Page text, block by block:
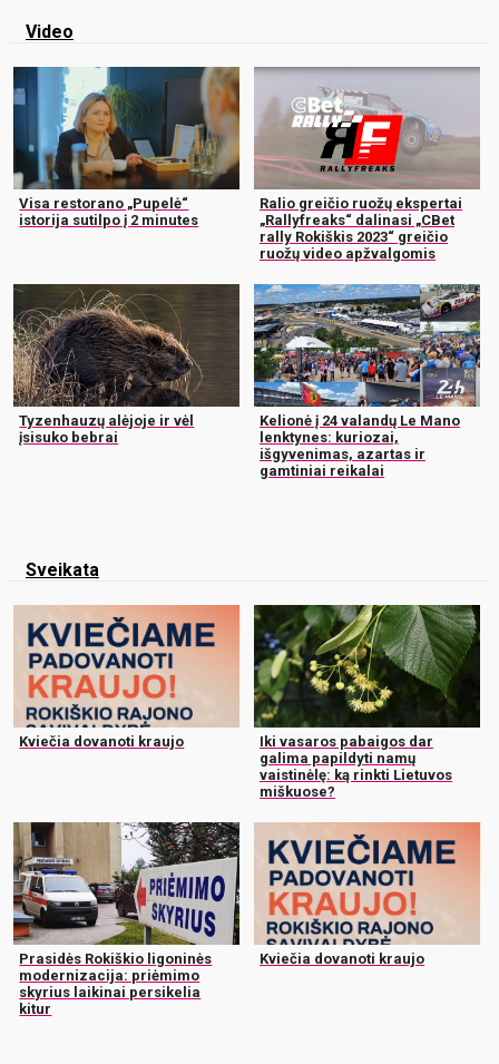
Video
Visa restorano „Pupelė“
istorija sutilpo į 2 minutes
Ralio greičio ruožų ekspertai
„Rallyfreaks“ dalinasi „CBet
rally Rokiškis 2023“ greičio
ruožų video apžvalgomis
Tyzenhauzų alėjoje ir vėl
įsisuko bebrai
Kelionė į 24 valandų Le Mano
lenktynes: kuriozai,
išgyvenimas, azartas ir
gamtiniai reikalai
Sveikata
Kviečia dovanoti kraujo
Iki vasaros pabaigos dar
galima papildyti namų
vaistinėlę: ką rinkti Lietuvos
miškuose?
Prasidės Rokiškio ligoninės
modernizacija: priėmimo
skyrius laikinai persikelia
kitur
Kviečia dovanoti kraujo